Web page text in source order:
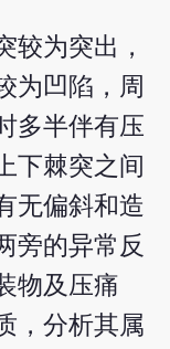
较为突出，
为凹陷，周
多半伴有压
下棘突之间
无偏斜和造
旁的异常反
物及压痛
，分析其属